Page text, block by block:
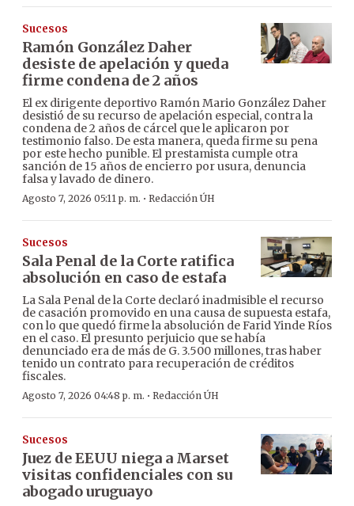
Sucesos
Ramón González Daher
desiste de apelación y queda
firme condena de 2 años
El ex dirigente deportivo Ramón Mario González Daher
desistió de su recurso de apelación especial, contra la
condena de 2 años de cárcel que le aplicaron por
testimonio falso. De esta manera, queda firme su pena
por este hecho punible. El prestamista cumple otra
sanción de 15 años de encierro por usura, denuncia
falsa y lavado de dinero.
Agosto 7, 2026 05:11 p. m. · Redacción ÚH
Sucesos
Sala Penal de la Corte ratifica
absolución en caso de estafa
La Sala Penal de la Corte declaró inadmisible el recurso
de casación promovido en una causa de supuesta estafa,
con lo que quedó firme la absolución de Farid Yinde Ríos
en el caso. El presunto perjuicio que se había
denunciado era de más de G. 3.500 millones, tras haber
tenido un contrato para recuperación de créditos
fiscales.
Agosto 7, 2026 04:48 p. m. · Redacción ÚH
Sucesos
Juez de EEUU niega a Marset
visitas confidenciales con su
abogado uruguayo